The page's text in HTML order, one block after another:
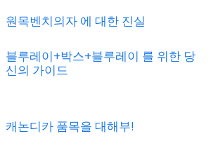
원목벤치의자 에 대한 진실
블루레이+박스+블루레이 를 위한 당
신의 가이드
캐논디카 품목을 대해부!